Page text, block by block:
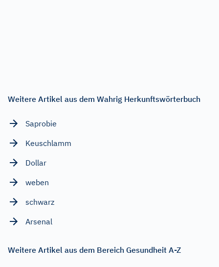
Weitere Artikel aus dem Wahrig Herkunftswörterbuch
Saprobie
Keuschlamm
Dollar
weben
schwarz
Arsenal
Weitere Artikel aus dem Bereich Gesundheit A-Z